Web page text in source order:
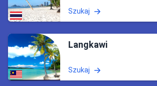
Szukaj
Langkawi
Szukaj